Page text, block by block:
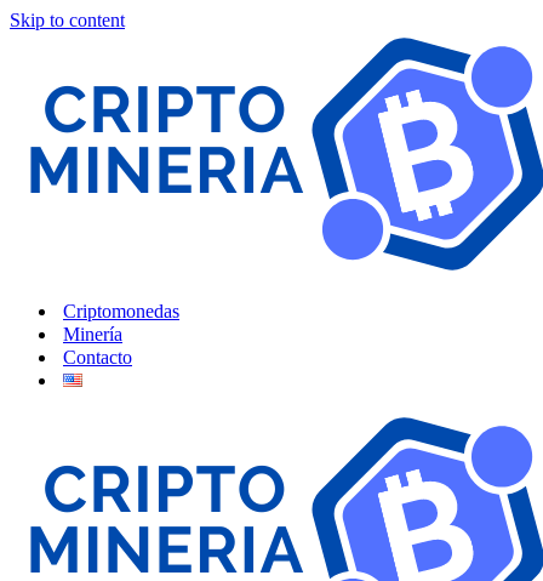
Skip to content
Criptomonedas
Minería
Contacto